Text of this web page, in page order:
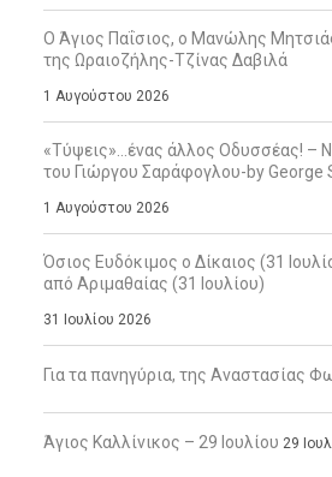
Ο Άγιος Παΐσιος, ο Μανώλης
της Ωραιοζήλης-Τζίνας Δαβιλά
1 Αυγούστου 2026
«Τύψεις»…ένας άλλος Οδυσσέας! –
του Γιώργου Σαράφογλου-by George
1 Αυγούστου 2026
Όσιος Ευδόκιμος ο Δίκαιος (31
από Αριμαθαίας (31 Ιουλίου)
31 Ιουλίου 2026
Για τα πανηγύρια, της Αναστασίας
Άγιος Καλλίνικος – 29 Ιουλίου 29